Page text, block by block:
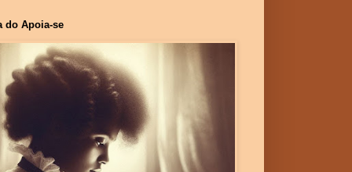
do Apoia-se